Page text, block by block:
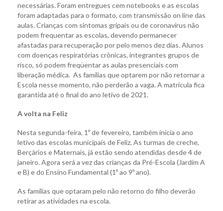
necessárias. Foram entregues cem notebooks e as escolas
foram adaptadas para o formato, com transmissão on line das
aulas. Crianças com sintomas gripais ou de coronavírus não
podem frequentar as escolas, devendo permanecer
afastadas para recuperação por pelo menos dez dias. Alunos
com doenças respiratórias crônicas, integrantes grupos de
risco, só podem freqüentar as aulas presenciais com
liberação médica. As famílias que optarem por não retornar a
Escola nesse momento, não perderão a vaga. A matrícula fica
garantida até o final do ano letivo de 2021.
A volta na Feliz
Nesta segunda-feira, 1º de fevereiro, também inicia o ano
letivo das escolas municipais de Feliz. As turmas de creche,
Berçários e Maternais, já estão sendo atendidas desde 4 de
janeiro. Agora será a vez das crianças da Pré-Escola (Jardim A
e B) e do Ensino Fundamental (1º ao 9º ano).
As famílias que optaram pelo não retorno do filho deverão
retirar as atividades na escola.